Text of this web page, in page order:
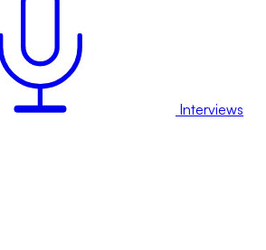
Interviews